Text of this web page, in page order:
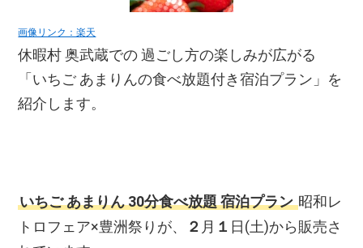
画像リンク：楽天
休暇村 奥武蔵での 過ごし方の楽しみが広がる
「いちご あまりんの食べ放題付き宿泊プラン」を
紹介します。
いちご あまりん 30分食べ放題 宿泊プラン昭和レ
トロフェア×豊洲祭りが、
２ 月 １ 日(土)から販売さ